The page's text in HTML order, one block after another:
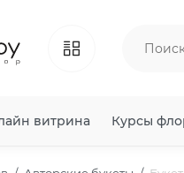
витрина Курсы